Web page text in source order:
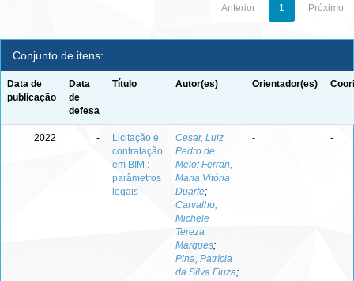
Anterior 1 Próximo
Conjunto de itens:
Data de
publicação
Data
de
defesa
Título Autor(es) Orientador(es)
2022 -
Licitação e
contratação
em BIM :
parâmetros
legais
Cesar, Luiz
Pedro de
Melo; Ferrari,
Maria Vitória
Duarte;
Carvalho,
Michele
Tereza
Marques;
Pina, Patrícia
da Silva Fiuza;
- -